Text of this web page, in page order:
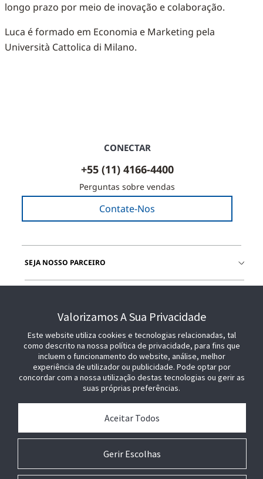
longo prazo por meio de inovação e colaboração.
Luca é formado em Economia e Marketing pela
Università Cattolica di Milano.
CONECTAR
+55 (11) 4166-4400
Perguntas sobre vendas
Contate-Nos
SEJA NOSSO PARCEIRO
Valorizamos A Sua Privacidade
Este website utiliza cookies e tecnologias relacionadas, tal
como descrito na nossa política de privacidade, para fins que
incluem o funcionamento do website, análise, melhor
experiência de utilizador ou publicidade. Pode optar por
concordar com a nossa utilização destas tecnologias ou gerir as
suas próprias preferências.
Gerir Escolhas
Aceitar Todos